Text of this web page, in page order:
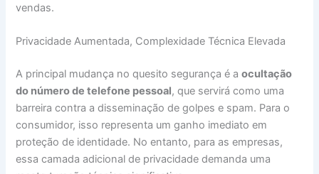
vendas.
Privacidade Aumentada, Complexidade Técnica Elevada
A principal mudança no quesito segurança é aocultação
do número de telefone pessoal, que servirá como uma
barreira contra a disseminação de golpes e spam. Para o
consumidor, isso representa um ganho imediato em
proteção de identidade. No entanto, para as empresas,
essa camada adicional de privacidade demanda uma